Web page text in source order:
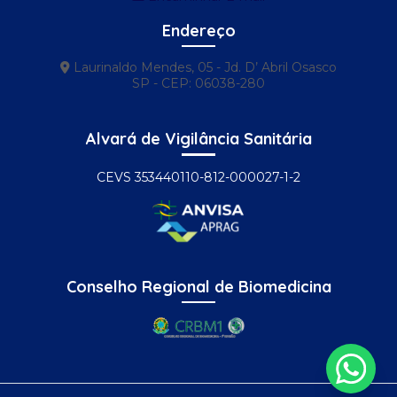
Proteção contra pombos no telhado
Remoção de pombos
Serviço de controle de pragas
Serviço de dedetização
Serviço de dedetização e desratização
Serviço de limpeza de caixa d'água
Endereço
Laurinaldo Mendes, 05 - Jd. D’ Abril Osasco
SP - CEP: 06038-280
Alvará de Vigilância Sanitária
CEVS 353440110-812-000027-1-2
Conselho Regional de Biomedicina